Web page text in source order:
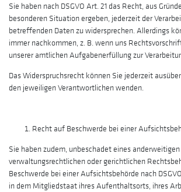
Sie haben nach DSGVO Art. 21 das Recht, aus
besonderen Situation ergeben, jederzeit der
betreffenden Daten zu widersprechen. Allerdings
immer nachkommen, z. B. wenn uns
unserer amtlichen Aufgabenerfüllung zur
Das Widerspruchsrecht können Sie jederzeit
den jeweiligen Verantwortlichen wenden.
Recht auf Beschwerde bei einer
Sie haben zudem, unbeschadet eines anderweitigen
verwaltungsrechtlichen oder gerichtlichen
Beschwerde bei einer Aufsichtsbehörde nach
in dem Mitgliedstaat ihres Aufenthaltsorts, ihres